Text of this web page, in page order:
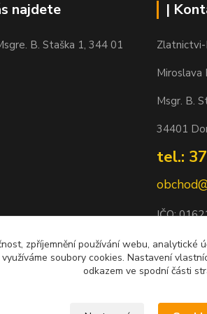
najdete
B. Staška 1, 344 01
|
Zlatnictvi-
Miroslava
Msgr. B.
34401
tel.:
IČO: 0
Bankovní
zpříjemnění používání webu, analytické
soubory cookies. Nastavení
odkazem ve spodní části